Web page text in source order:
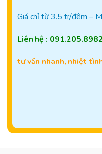
Giá chỉ từ 3.5 tr/đêm –
Liên hệ : 091.205.8982
tư vấn nhanh, nhiệt tình